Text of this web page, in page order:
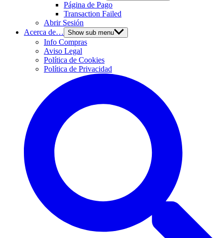
Página de Pago
Transaction Failed
Abrir Sesión
Acerca de… Show sub menu
Info Compras
Aviso Legal
Política de Cookies
Política de Privacidad